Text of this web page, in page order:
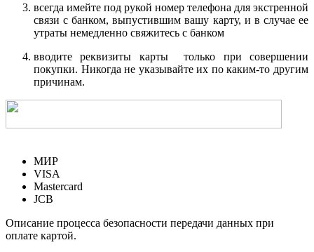
всегда имейте под рукой номер телефона для экстренной
связи с банком, выпустившим вашу карту, и в случае ее
утраты немедленно свяжитесь с банком
вводите реквизиты карты только при совершении
покупки. Никогда не указывайте их по каким-то другим
причинам.
МИР
VISA
Mastercard
JCB
Описание процесса безопасности передачи данных при
оплате картой.